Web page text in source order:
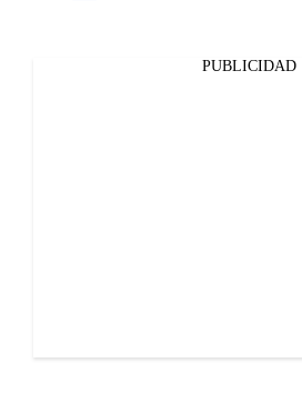
PUBLICIDAD